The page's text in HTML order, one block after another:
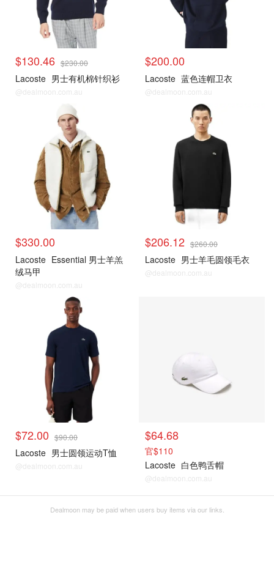
$130.46 $230.00
Lacoste 男士有机棉针织衫
@dealmoon.com.au
$200.00
Lacoste 蓝色连帽卫衣
@dealmoon.com.au
$330.00
Lacoste Essential 男士羊羔
绒马甲
@dealmoon.com.au
$206.12 $260.00
Lacoste 男士羊毛圆领毛衣
@dealmoon.com.au
$72.00 $90.00
Lacoste 男士圆领运动T恤
@dealmoon.com.au
$64.68
官$110
Lacoste 白色鸭舌帽
@dealmoon.com.au
Dealmoon may be paid when users buy items via our links.